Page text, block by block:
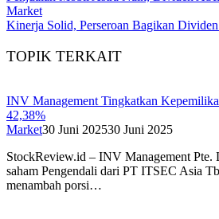
Market
Kinerja Solid, Perseroan Bagikan
TOPIK TERKAIT
INV Management Tingkatkan
42,38%
Market30 Juni 202530 Juni 2025
StockReview.id – INV Management Pte.
saham Pengendali dari PT ITSEC Asia
menambah porsi…